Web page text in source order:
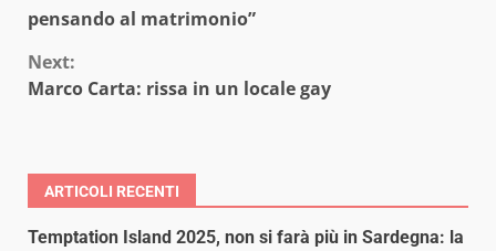
Reading
pensando al matrimonio”
Next:
Marco Carta: rissa in un locale gay
ARTICOLI RECENTI
Temptation Island 2025, non si farà più in Sardegna: la